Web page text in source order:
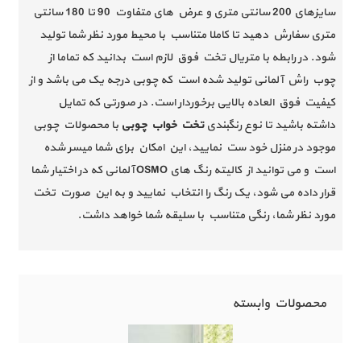
سایزهای 200 سانتی متری و عرض های متفاوت 90 تا 180 سانتی
متری سفارش دهید تا کاملا متناسب با محیط مورد نظر شما تولید
شود. در رابطه با متریال تخت فوق لازم است بدانید که تماما از
چوب راش آلمانی تولید شده است که چوبی درجه یک می باشد و از
کیفیت فوق العاده بالایی برخوردار است. در صورتی که تمایل
داشته باشید تا نوع رنگبندیتخت خواب چوبی با محصولات چوبی
موجود در منزل خود ست نمایید، این امکان برای شما میسر شده
است و می توانید از کالیته رنگ های OSMO آلمانی که در اختیار شما
قرار داده می شود، یک رنگ را انتخاب نمایید و به این صورت تخت
مورد نظر شما، رنگی متناسب با سلیقه شما خواهد داشت.
محصولات وابسته